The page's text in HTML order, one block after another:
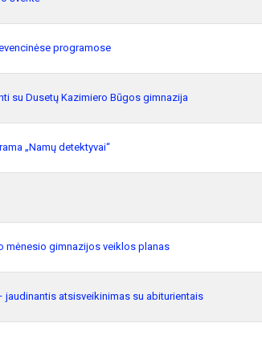
programose
su Dusetų Kazimiero Būgos gimnazija
„Namų detektyvai“
mėnesio gimnazijos veiklos planas
jaudinantis atsisveikinimas su abiturientais